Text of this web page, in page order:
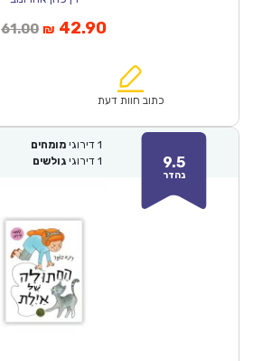
61.00המחיר
₪61.00.
₪ 42.90המחיר
הוא:
כתוב חוות דעת
9.5
נהדר
1 דירוגי מומחים
1 דירוגי גולשים